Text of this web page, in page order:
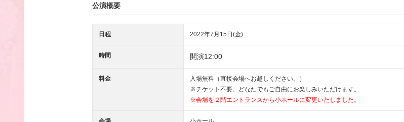
公演概要
日程 2022年7月15日(金)
時間 開演12:00
料金
入場無料（直接会場へお越しください。）
※チケット不要。どなたでもご自由にお楽しみいただけます。
※会場を２階エントランスから小ホールに変更いたしました。